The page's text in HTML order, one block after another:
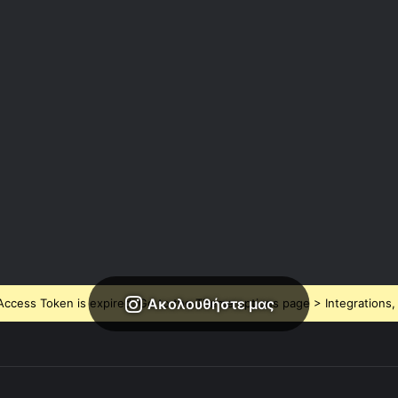
Ακολουθήστε μας
Token is expired, Go to the Theme options page >